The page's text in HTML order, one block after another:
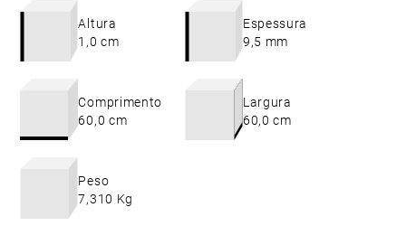
Altura
1,0 cm
Espessura
9,5 mm
Comprimento
60,0 cm
Largura
60,0 cm
Peso
7,310 Kg